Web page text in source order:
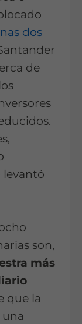
dos
de
levantó
son,
más
que la
una